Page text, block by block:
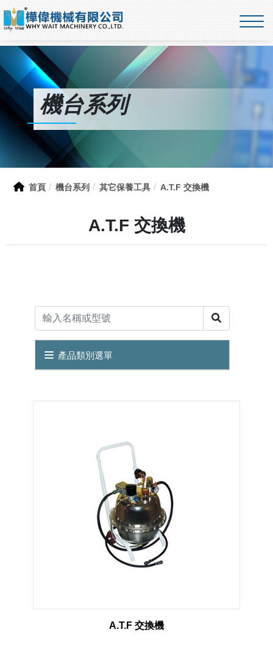
機台系列
首頁 機台系列 其它保養工具 A.T.F 交換機
A.T.F 交換機
產品類別選單
A.T.F 交換機